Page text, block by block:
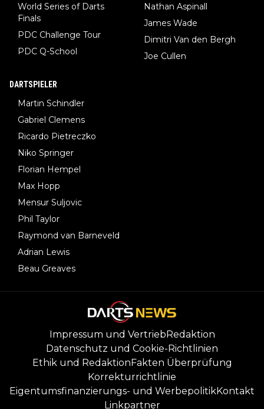
World Series of Darts
Finals
PDC Challenge Tour
PDC Q-School
Nathan Aspinall
James Wade
Dimitri Van den Bergh
Joe Cullen
DARTSPIELER
Martin Schindler
Gabriel Clemens
Ricardo Pietreczko
Niko Springer
Florian Hempel
Max Hopp
Mensur Suljovic
Phil Taylor
Raymond van Barneveld
Adrian Lewis
Beau Greaves
Impressum und VertriebRedaktion
Datenschutz und Cookie-Richtlinien
Ethik und RedaktionFakten Überprüfung
Korrekturrichtlinie
Eigentumsfinanzierungs- und WerbepolitikKontakt
Linkpartner